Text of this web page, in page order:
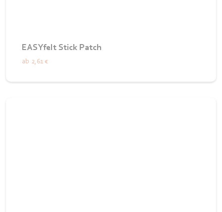
EASYfelt Stick Patch
ab 2,61 €